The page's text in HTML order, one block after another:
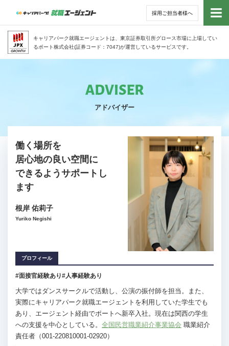
採用ご担当者様へ
キャリアパーク就職エージェントは、東京証券取引所グロース市場に上場してい
るポート株式会社(証券コード：7047)が運営しているサービスです。
トッ
アドバイザー
働く場所を
居心地の良い空間に
できるようサポートし
ます
根岸 佑莉子
Yuriko Negishi
プロフィール
#面接官経験あり#人事経験あり
大学ではダンスサークルで活動し、公演の振付師を担当。また、
実際にキャリアパーク就職エージェントを利用していた学生でも
あり、エージェント経由でポートへ新卒入社。現在は関西の学生
への支援を中心としている。 全国民営職業紹介事業協会 職業紹介
責任者（001-220810001-02920）